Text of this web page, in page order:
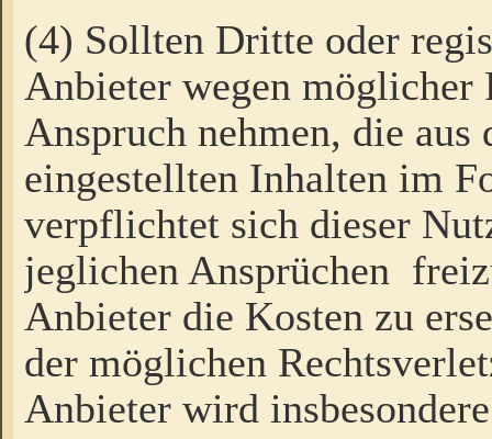
(4) Sollten Dritte oder
Anbieter wegen möglicher
Anspruch nehmen, die
eingestellten Inhalten im
verpflichtet sich dieser
jeglichen Ansprüchen
Anbieter die Kosten zu
der möglichen
Anbieter wird